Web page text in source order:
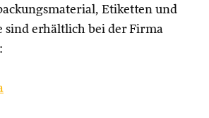
Etiketten und
sind erhältlich bei der Firma